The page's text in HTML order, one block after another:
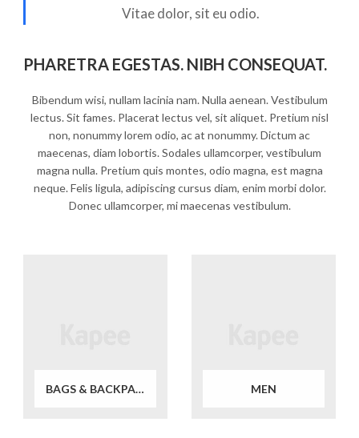
Vitae dolor, sit eu odio.
PHARETRA EGESTAS. NIBH CONSEQUAT.
Bibendum wisi, nullam lacinia nam. Nulla aenean. Vestibulum
lectus. Sit fames. Placerat lectus vel, sit aliquet. Pretium nisl
non, nonummy lorem odio, ac at nonummy. Dictum ac
maecenas, diam lobortis. Sodales ullamcorper, vestibulum
magna nulla. Pretium quis montes, odio magna, est magna
neque. Felis ligula, adipiscing cursus diam, enim morbi dolor.
Donec ullamcorper, mi maecenas vestibulum.
BAGS & BACKPACKS MEN